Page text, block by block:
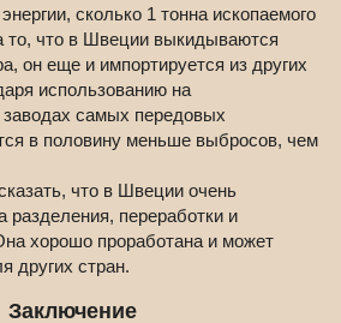
сколько 1 тонна ископаемого
то, что в Швеции выкидываются
он еще и импортируется из других
использованию на
самых передовых
в половину меньше выбросов, чем
что в Швеции очень
переработки и
хорошо проработана и может
других стран.
Заключение